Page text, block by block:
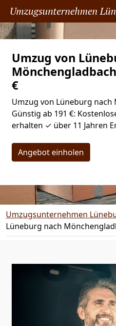
Umzugsunternehmen
Umzug von
€
Umzug von Lüneburg nach
Günstig ab 191 €:
erhalten ✓ über 11 Jahren
Angebot einholen
Umzugsunternehmen
Lüneburg nach